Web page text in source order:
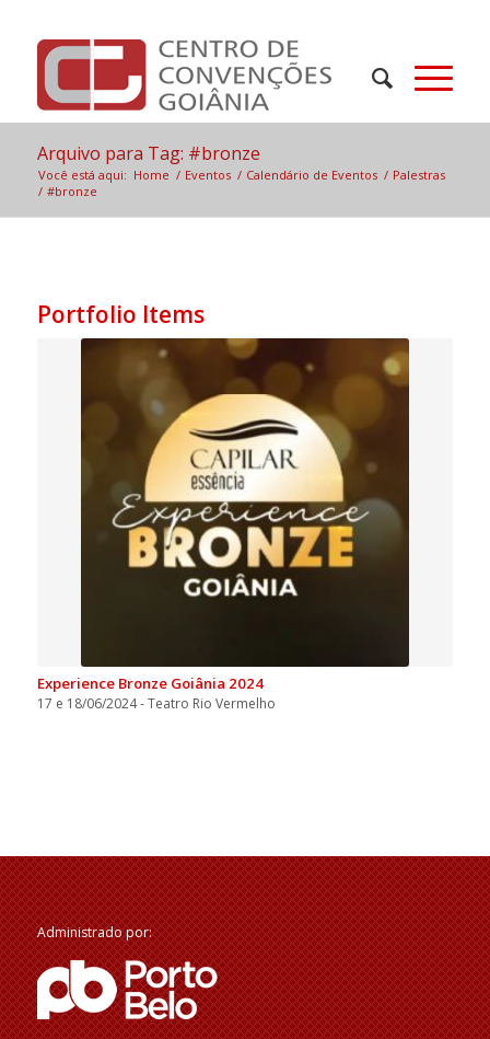
Arquivo para Tag: #bronze
Você está aqui: Home / Eventos / Calendário de Eventos / Palestras
/ #bronze
Portfolio Items
Experience Bronze Goiânia 2024
17 e 18/06/2024 - Teatro Rio Vermelho
Administrado por: